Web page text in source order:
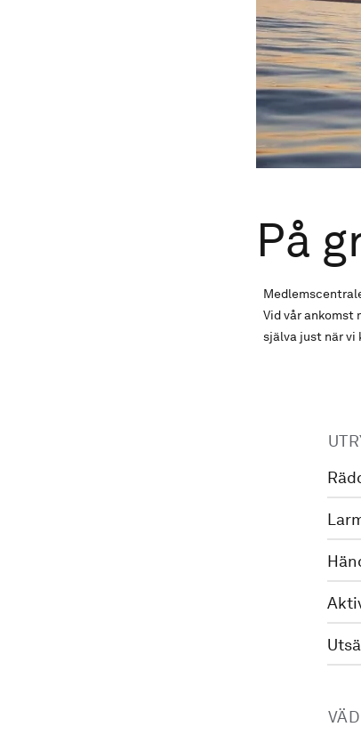
På
Vid vår ankomst
själva just när vi